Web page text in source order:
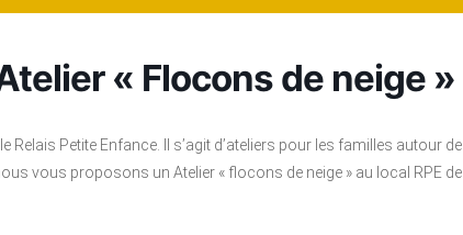
« Flocons de neige »
Petite Enfance. Il s’agit d’ateliers pour les familles autour de
vous proposons un Atelier « flocons de neige » au local RPE de